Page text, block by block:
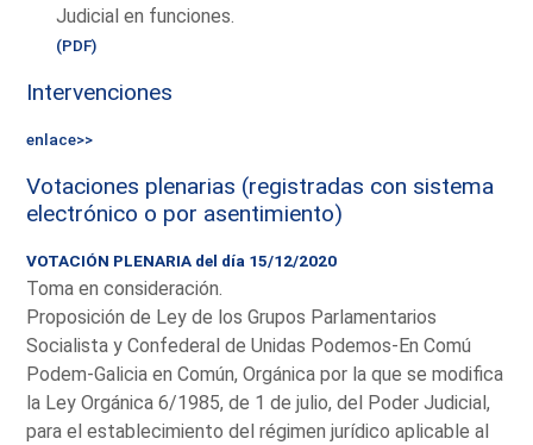
Judicial en funciones.
(PDF)
Intervenciones
enlace>>
Votaciones plenarias (registradas con sistema
electrónico o por asentimiento)
VOTACIÓN PLENARIA del día 15/12/2020
Toma en consideración.
Proposición de Ley de los Grupos Parlamentarios
Socialista y Confederal de Unidas Podemos-En Comú
Podem-Galicia en Común, Orgánica por la que se modifica
la Ley Orgánica 6/1985, de 1 de julio, del Poder Judicial,
para el establecimiento del régimen jurídico aplicable al